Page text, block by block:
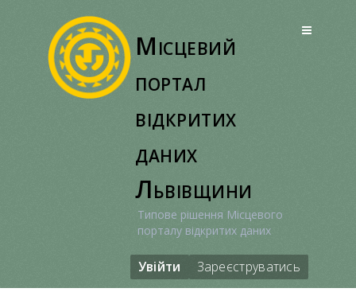
Місцевий
портал
відкритих
даних
Львівщини
Типове рішення Місцевого
порталу відкритих даних
Увійти Зареєструватись